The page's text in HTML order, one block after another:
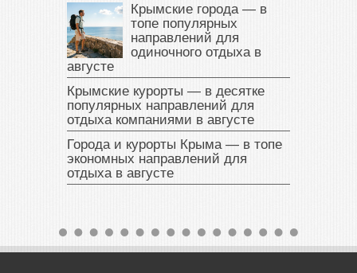
Крымские города — в
топе популярных
направлений для
одиночного отдыха в
августе
Крымские курорты — в десятке
популярных направлений для
отдыха компаниями в августе
Города и курорты Крыма — в топе
экономных направлений для
отдыха в августе